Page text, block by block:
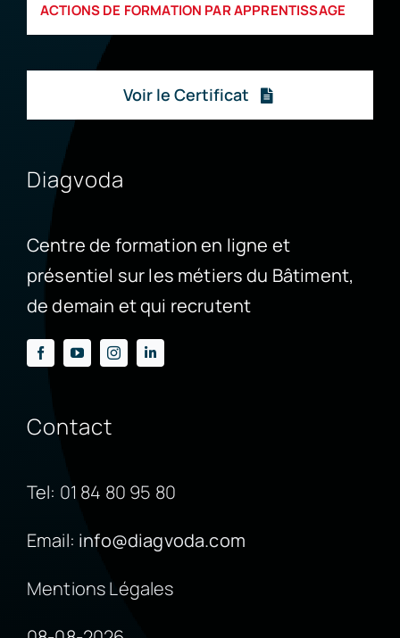
ACTIONS DE FORMATION PAR APPRENTISSAGE
Voir le Certificat
Diagvoda
Centre de formation en ligne et
présentiel sur les métiers du Bâtiment,
de demain et qui recrutent
Contact
Tel: 01 84 80 95 80
Email: info@diagvoda.com
Mentions Légales